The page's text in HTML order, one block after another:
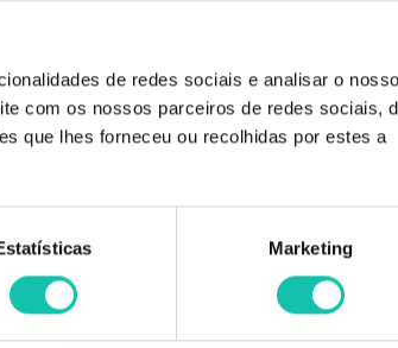
de redes sociais e analisar o nosso
com os nossos parceiros de redes sociais,
que lhes forneceu ou recolhidas por estes a
Marketing
OMA GERTRUDE
2.35€